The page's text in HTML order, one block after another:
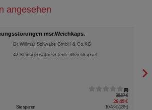
angesehen
msr.Weichkaps.
Dr.Willmar Schwabe GmbH & Co.KG
42St magensaftresistente Weichkapsel
0
36,97 €
26,49 €
Sie sparen 10,48 € (28%)